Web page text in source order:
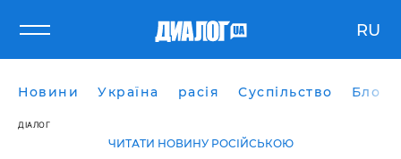
RU
Новини Україна расія Суспільство Блоги
ДІАЛОГ
ЧИТАТИ НОВИНУ РОСІЙСЬКОЮ